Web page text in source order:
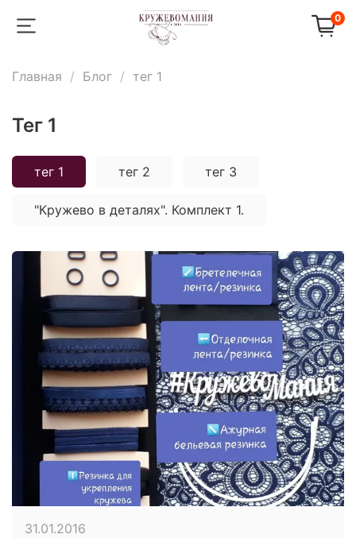
0
Главная Блог тег 1
тег 1
тег 1 тег 2 тег 3
"Кружево в деталях". Комплект 1.
31.01.2016